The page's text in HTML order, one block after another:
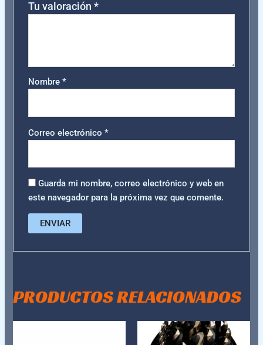
Tu valoración *
Nombre *
Correo electrónico *
Guarda mi nombre, correo electrónico y web en
este navegador para la próxima vez que comente.
PRODUCTOS RELACIONADOS